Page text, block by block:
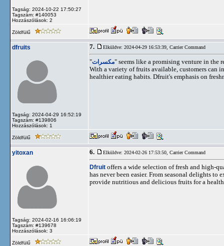
Tagság: 2024-10-22 17:50:27
Tagszám: #140053
Hozzászólások: 2
Zöldfülű
dfruits
Tagság: 2024-04-29 16:52:19
Tagszám: #139806
Hozzászólások: 1
7. Elküldve: 2024-04-29 16:53:39, Carrier Command
"مكسرات" seems like a promising venture in the
With a variety of fruits available, customers can
healthier eating habits. Dfruit's emphasis on
Zöldfülű
yitoxan
Tagság: 2024-02-16 16:06:19
Tagszám: #139678
Hozzászólások: 3
6. Elküldve: 2024-02-26 17:53:50, Carrier Command
Dfruit offers a wide selection of fresh and high-
has never been easier. From seasonal delights
provide nutritious and delicious fruits for a
Zöldfülű